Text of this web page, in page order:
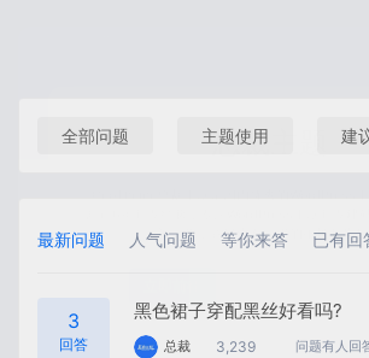
全部问题 主题使用 建
最新问题 人气问题 等你来答 已有回
3
回答
黑色裙子穿配黑丝好看吗?
总裁 3,239 问题有人回
CeoTheme总裁主题是国内优秀的WordPress
等服务；并提供有保障的维护及售后
立即前往 我